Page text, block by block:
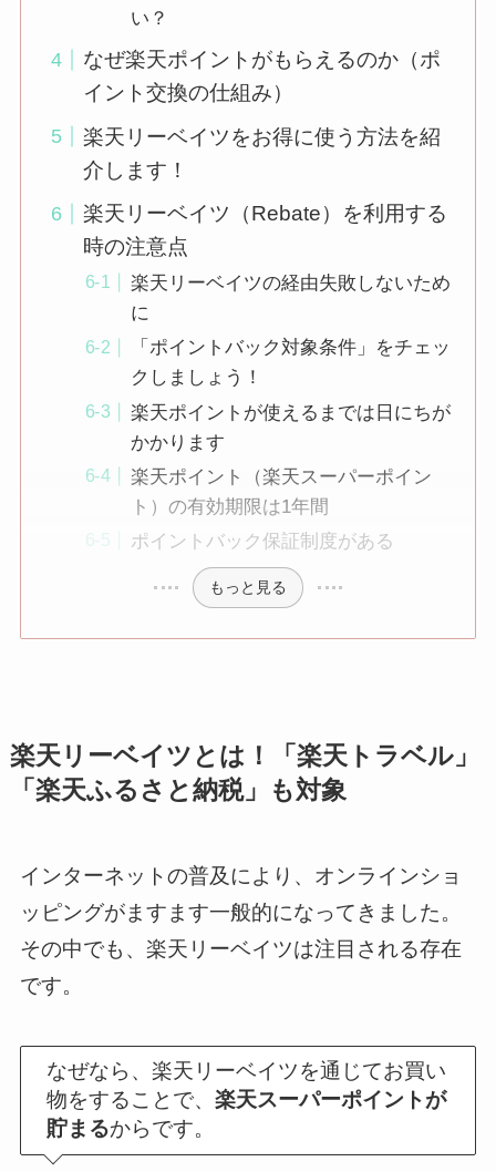
い？
なぜ楽天ポイントがもらえるのか（ポ
イント交換の仕組み）
楽天リーベイツをお得に使う方法を紹
介します！
楽天リーベイツ（Rebate）を利用する
時の注意点
楽天リーベイツの経由失敗しないため
に
「ポイントバック対象条件」をチェッ
クしましょう！
楽天ポイントが使えるまでは日にちが
かかります
楽天ポイント（楽天スーパーポイン
ト）の有効期限は1年間
ポイントバック保証制度がある
もっと見る
楽天リーベイツとは！「楽天トラベル」
「楽天ふるさと納税」も対象
インターネットの普及により、オンラインショ
ッピングがますます一般的になってきました。
その中でも、楽天リーベイツは注目される存在
です。
なぜなら、楽天リーベイツを通じてお買い
物をすることで、楽天スーパーポイントが
貯まるからです。